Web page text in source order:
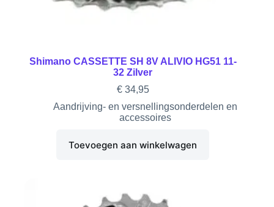
Shimano CASSETTE SH 8V ALIVIO HG51 11-
32 Zilver
€34,95
Aandrijving- en versnellingsonderdelen en
accessoires
Toevoegen aan winkelwagen